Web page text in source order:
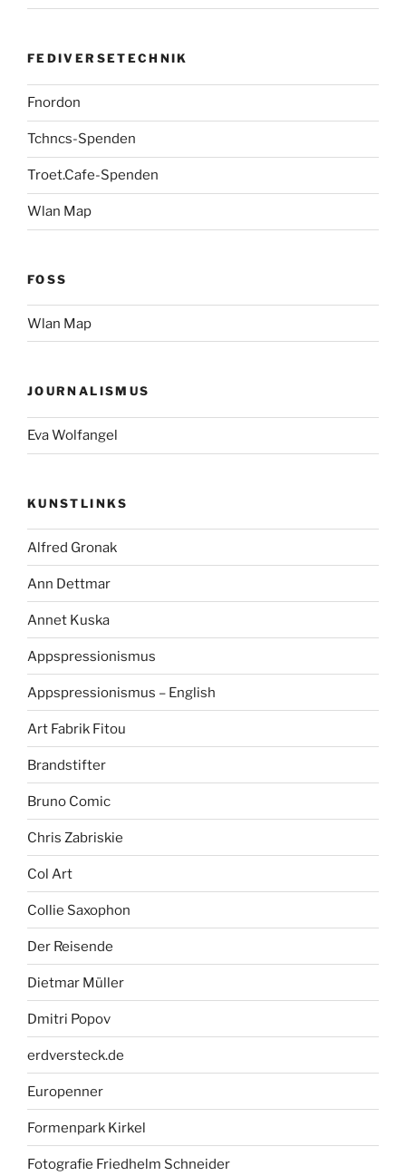
FEDIVERSETECHNIK
Fnordon
Tchncs-Spenden
Troet.Cafe-Spenden
Wlan Map
FOSS
Wlan Map
JOURNALISMUS
Eva Wolfangel
KUNSTLINKS
Alfred Gronak
Ann Dettmar
Annet Kuska
Appspressionismus
Appspressionismus – English
Art Fabrik Fitou
Brandstifter
Bruno Comic
Chris Zabriskie
Col Art
Collie Saxophon
Der Reisende
Dietmar Müller
Dmitri Popov
erdversteck.de
Europenner
Formenpark Kirkel
Fotografie Friedhelm Schneider